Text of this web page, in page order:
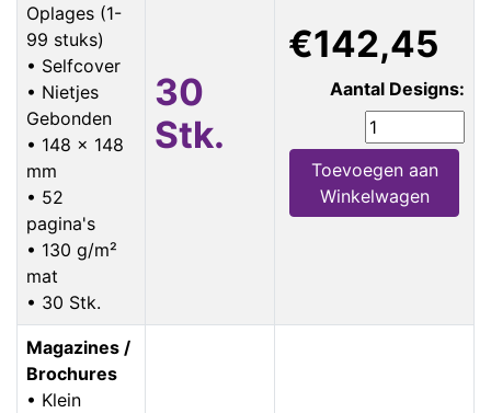
Oplages (1-
99 stuks)
• Selfcover
• Nietjes
Gebonden
• 148 x 148
mm
• 52
pagina's
• 130 g/m²
mat
• 30 Stk.
30
Stk.
€142,45
Aantal Designs:
Toevoegen aan
Winkelwagen
Magazines /
Brochures
• Klein